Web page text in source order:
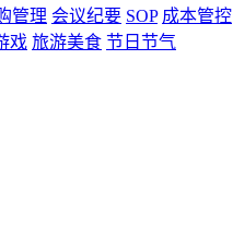
管理 会议纪要 SOP 成本管控
戏 旅游美食 节日节气